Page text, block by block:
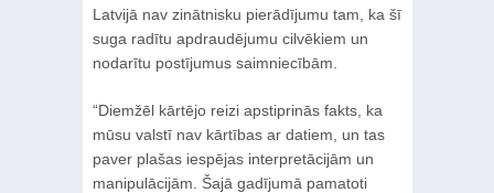
Latvijā nav zinātnisku pierādījumu tam, ka šī
suga radītu apdraudējumu cilvēkiem un
nodarītu postījumus saimniecībām.
“Diemžēl kārtējo reizi apstiprinās fakts, ka
mūsu valstī nav kārtības ar datiem, un tas
paver plašas iespējas interpretācijām un
manipulācijām. Šajā gadījumā pamatoti